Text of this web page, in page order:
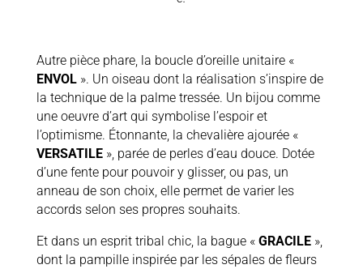
Autre pièce phare, la boucle d’oreille unitaire «
ENVOL». Un oiseau dont la réalisation s’inspire de
la technique de la palme tressée. Un bijou comme
une oeuvre d’art qui symbolise l’espoir et
l’optimisme. Étonnante, la chevalière ajourée «
VERSATILE», parée de perles d’eau douce. Dotée
d’une fente pour pouvoir y glisser, ou pas, un
anneau de son choix, elle permet de varier les
accords selon ses propres souhaits.
Et dans un esprit tribal chic, la bague « GRACILE»,
dont la pampille inspirée par les sépales de fleurs